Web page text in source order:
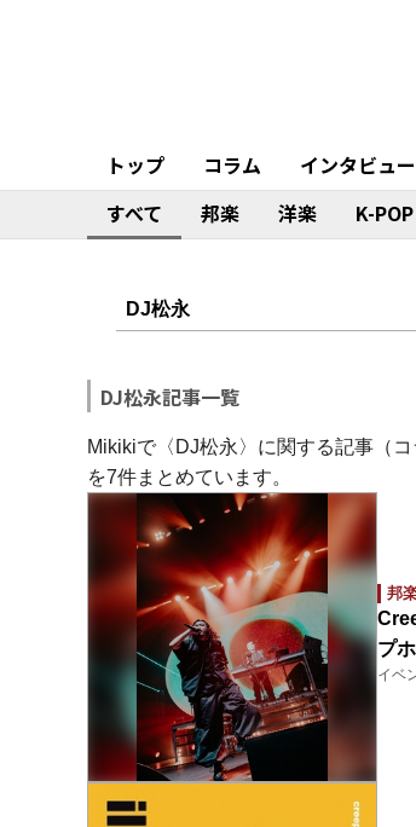
トップ コラム インタビュー
すべて
邦楽 洋楽 K-POP
DJ松永記事一覧
Mikikiで〈DJ松永〉に関する記事（
を7件まとめています。
邦
プ
イベ